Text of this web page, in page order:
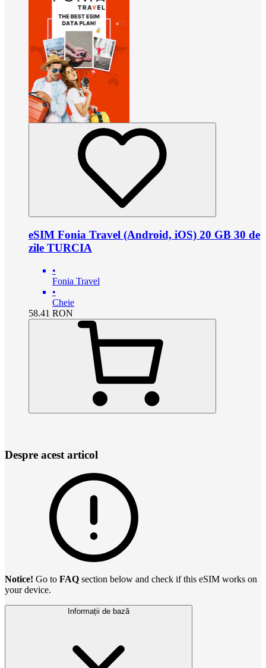
eSIM Fonia Travel (Android, iOS) 20 GB 30 de
zile TURCIA
•
Fonia Travel
•
Cheie
58.41 RON
Despre acest articol
Notice! Go to FAQ section below and check if this eSIM works on
your device.
Informații de bază